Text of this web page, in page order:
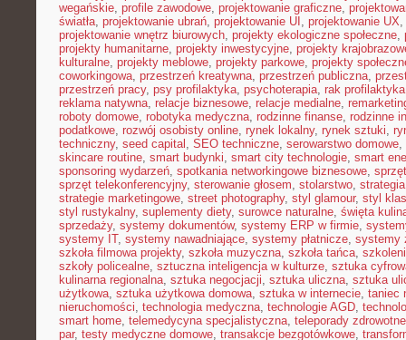
wegańskie, profile zawodowe, projektowanie graficzne,
światła, projektowanie ubrań, projektowanie UI , projektowanie UX,
projektowanie wnętrz biurowych, projekty ekologiczne społeczne,
projekty humanitarne, projekty inwestycyjne, projekty
kulturalne, projekty meblowe, projekty parkowe, projekty
coworkingowa, przestrzeń kreatywna, przestrzeń publiczna,
przestrzeń pracy, psy profilaktyka, psychoterapia, rak profilaktyka
reklama natywna, relacje biznesowe, relacje medialne,
roboty domowe, robotyka medyczna, rodzinne finanse, rodzinne
podatkowe, rozwój osobisty online, rynek lokalny, rynek sztuki,
techniczny, seed capital , SEO techniczne, serowarstwo domowe,
skincare routine, smart budynki, smart city technologie, smart
sponsoring wydarzeń, spotkania networkingowe biznesowe,
sprzęt telekonferencyjny, sterowanie głosem, stolarstwo,
strategie marketingowe, street photography, styl glamour, styl
styl rustykalny, suplementy diety, surowce naturalne, święta
sprzedaży, systemy dokumentów, systemy ERP w firmie,
systemy IT, systemy nawadniające, systemy płatnicze, systemy
szkoła filmowa projekty, szkoła muzyczna, szkoła tańca,
szkoły policealne, sztuczna inteligencja w kulturze, sztuka
kulinarna regionalna, sztuka negocjacji, sztuka uliczna, sztuka
użytkowa, sztuka użytkowa domowa, sztuka w internecie, taniec
nieruchomości, technologia medyczna, technologie AGD,
smart home, telemedycyna specjalistyczna, teleporady zdrowotne
par, testy medyczne domowe, transakcje bezgotówkowe,